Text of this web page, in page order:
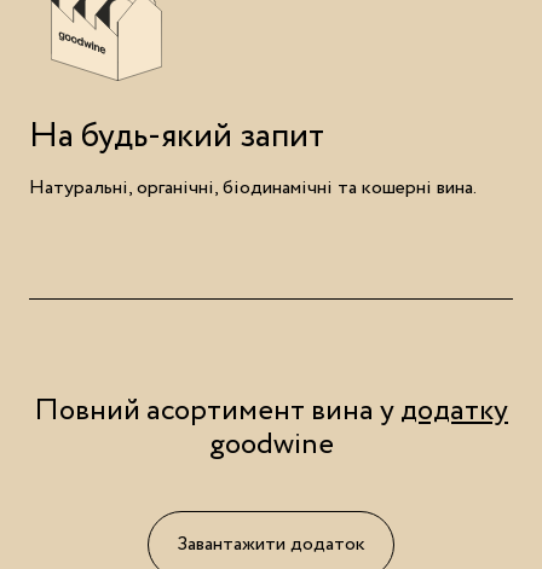
На будь-який запит
Натуральні, органічні, біодинамічні та кошерні вина.
Повний асортимент вина удодатку
goodwine
Завантажити додаток